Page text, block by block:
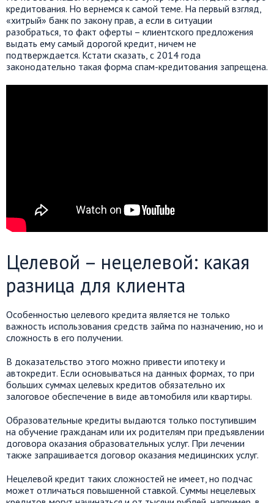
кредитования. Но вернемся к самой теме. На первый взгляд,
«хитрый» банк по закону прав, а если в ситуации
разобраться, то факт оферты – клиентского предложения
выдать ему самый дорогой кредит, ничем не
подтверждается. Кстати сказать, с 2014 года
законодательно такая форма спам-кредитования запрещена.
Целевой – нецелевой: какая
разница для клиента
Особенностью целевого кредита является не только
важность использования средств займа по назначению, но и
сложность в его получении.
В доказательство этого можно привести ипотеку и
автокредит. Если основываться на данных формах, то при
больших суммах целевых кредитов обязательно их
залоговое обеспечение в виде автомобиля или квартиры.
Образовательные кредиты выдаются только поступившим
на обучение гражданам или их родителям при предъявлении
договора оказания образовательных услуг. При лечении
также запрашивается договор оказания медицинских услуг.
Нецелевой кредит таких сложностей не имеет, но подчас
может отличаться повышенной ставкой. Суммы нецелевых